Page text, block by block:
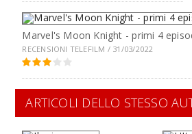
Marvel's Moon Knight - primi 4
RECENSIONI TELEFILM / 31/03/2022
ARTICOLI DELLO STESSO